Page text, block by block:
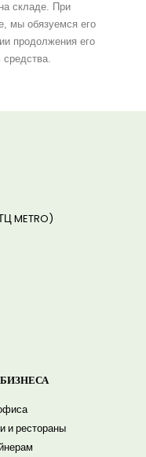
складе. При
мы обязуемся его
продолжения его
средства.
METRO)
и рестораны